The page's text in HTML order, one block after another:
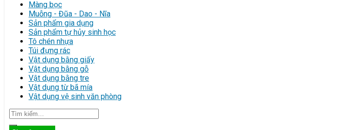
Màng bọc
Muỗng - Đũa - Dao - Nĩa
Sản phẩm gia dụng
Sản phẩm tự hủy sinh học
Tô chén nhựa
Túi đựng rác
Vật dụng bằng giấy
Vật dụng bằng gỗ
Vật dụng bằng tre
Vật dụng từ bã mía
Vật dụng vệ sinh văn phòng